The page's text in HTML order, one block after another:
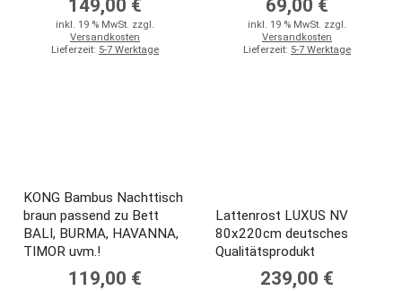
149,00 €
inkl. 19 % MwSt. zzgl.
Versandkosten
Lieferzeit: 5-7 Werktage
69,00 €
inkl. 19 % MwSt. zzgl.
Versandkosten
Lieferzeit: 5-7 Werktage
KONG Bambus Nachttisch
braun passend zu Bett
BALI, BURMA, HAVANNA,
TIMOR uvm.!
119,00 €
Lattenrost LUXUS NV
80x220cm deutsches
Qualitätsprodukt
239,00 €